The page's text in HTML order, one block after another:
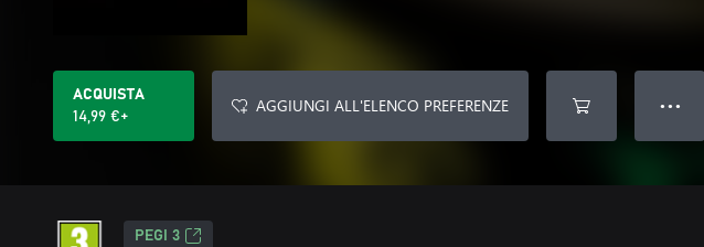
ACQUISTA
14,99 €+
AGGIUNGI ALL'ELENCO PREFERENZE ● ● ●
PEGI 3